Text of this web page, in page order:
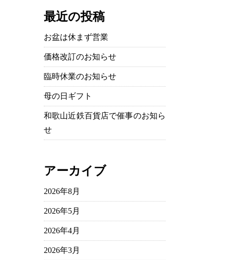
最近の投稿
お盆は休まず営業
価格改訂のお知らせ
臨時休業のお知らせ
母の日ギフト
和歌山近鉄百貨店で催事のお知ら
せ
アーカイブ
2026年8月
2026年5月
2026年4月
2026年3月